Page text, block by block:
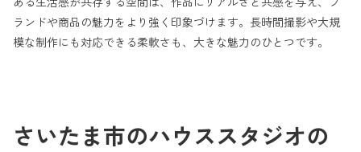
ランドや商品の魅力をより強く印象づけます。長時間撮影や大規
模な制作にも対応できる柔軟さも、大きな魅力のひとつです。
さいたま市のハウススタジオの